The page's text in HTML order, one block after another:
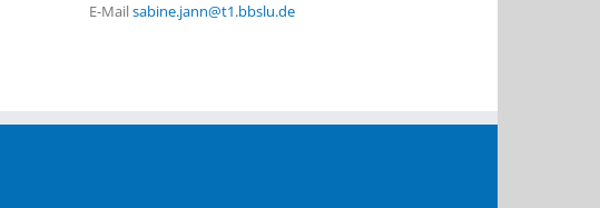
E-Mailsabine.jann@t1.bbslu.de